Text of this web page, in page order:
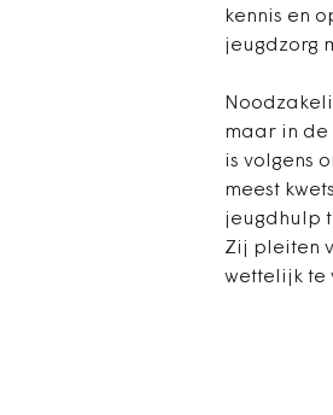
kennis en
jeugdzorg
maar in de
is volgens
meest
jeugdhulp
Zij pleiten
wettelijk te